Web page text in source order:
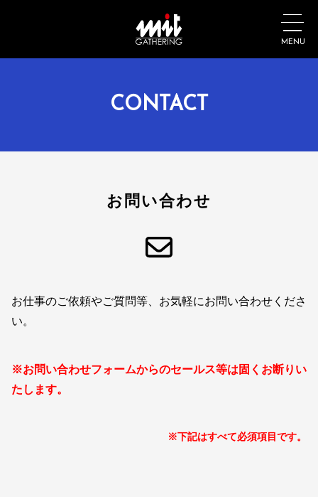
MENU
CONTACT
お問い合わせ
お仕事のご依頼やご質問等、お気軽にお問い合わせくださ
い。
※お問い合わせフォームからのセールス等は固くお断りい
たします。
※下記はすべて必須項目です。